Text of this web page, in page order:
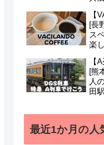
な
【
[長
ス
楽
ニ
【
[熊
人
田
最近1か月の人